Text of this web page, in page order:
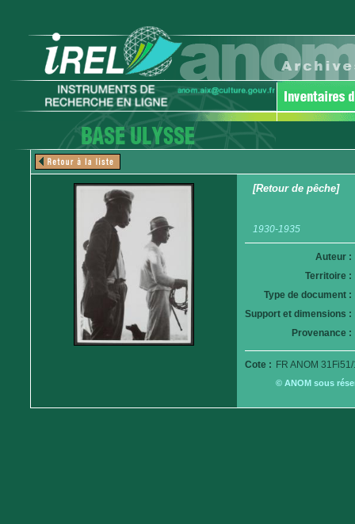
[Retour de pêche]
1930-1935
Auteur :
Territoire :
Type de document :
Support et dimensions :
Provenance :
Cote : FR ANOM
© ANOM sous